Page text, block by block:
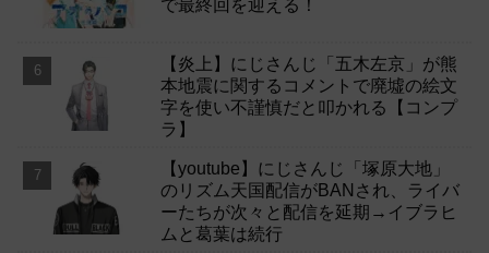
で最終回を迎える！
【炎上】にじさんじ「五木左京」が熊
本地震に関するコメントで廃墟の絵文
字を使い不謹慎だと叩かれる【コンプ
ラ】
【youtube】にじさんじ「塚原大地」
のリズム天国配信がBANされ、ライバ
ーたちが次々と配信を延期→イブラヒ
ムと葛葉は続行